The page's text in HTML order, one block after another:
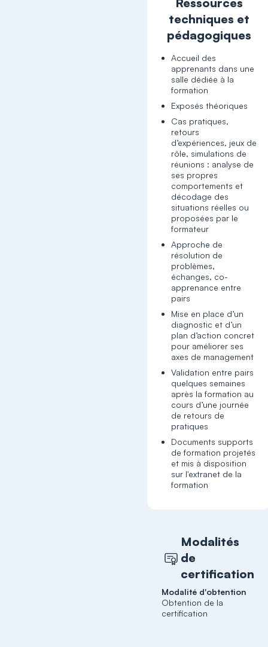
techniques et
pédagogiques
Accueil des
apprenants dans une
salle dédiée à la
formation
Exposés théoriques
Cas pratiques,
retours
d’expériences, jeux de
rôle, simulations de
réunions : analyse de
ses propres
comportements et
décodage des
situations réelles ou
proposées par le
formateur
Approche de
résolution de
problèmes,
échanges, co-
apprenance entre
pairs
Mise en place d’un
diagnostic et d’un
plan d’action concret
pour améliorer ses
axes de management
Validation entre pairs
quelques semaines
après la formation au
cours d’une journée
de retours de
pratiques
Documents supports
de formation projetés
et mis à disposition
sur l'extranet de la
formation
Modalités
de
certification
Modalité d'obtention
Obtention de la
certification